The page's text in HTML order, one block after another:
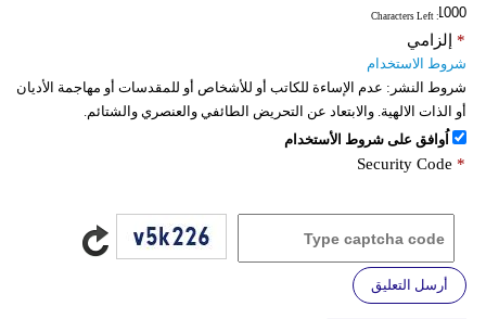
: Characters Left
إلزامي *
شروط الاستخدام
شروط النشر: عدم الإساءة للكاتب أو للأشخاص أو للمقدسات أو مهاجمة الأديان
أو الذات الالهية. والابتعاد عن التحريض الطائفي والعنصري والشتائم.
اُوافق على شروط الأستخدام
Security Code *
أرسل التعليق